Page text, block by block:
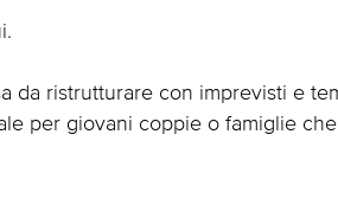
da ristrutturare con imprevisti e
per giovani coppie o famiglie